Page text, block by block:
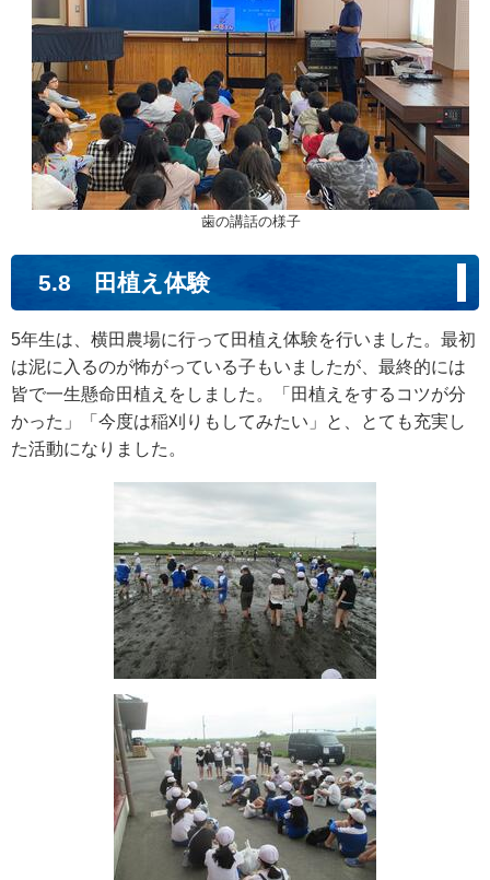
歯の講話の様子
5.8 田植え体験
5年生は、横田農場に行って田植え体験を行いました。最初
は泥に入るのが怖がっている子もいましたが、最終的には
皆で一生懸命田植えをしました。「田植えをするコツが分
かった」「今度は稲刈りもしてみたい」と、とても充実し
た活動になりました。